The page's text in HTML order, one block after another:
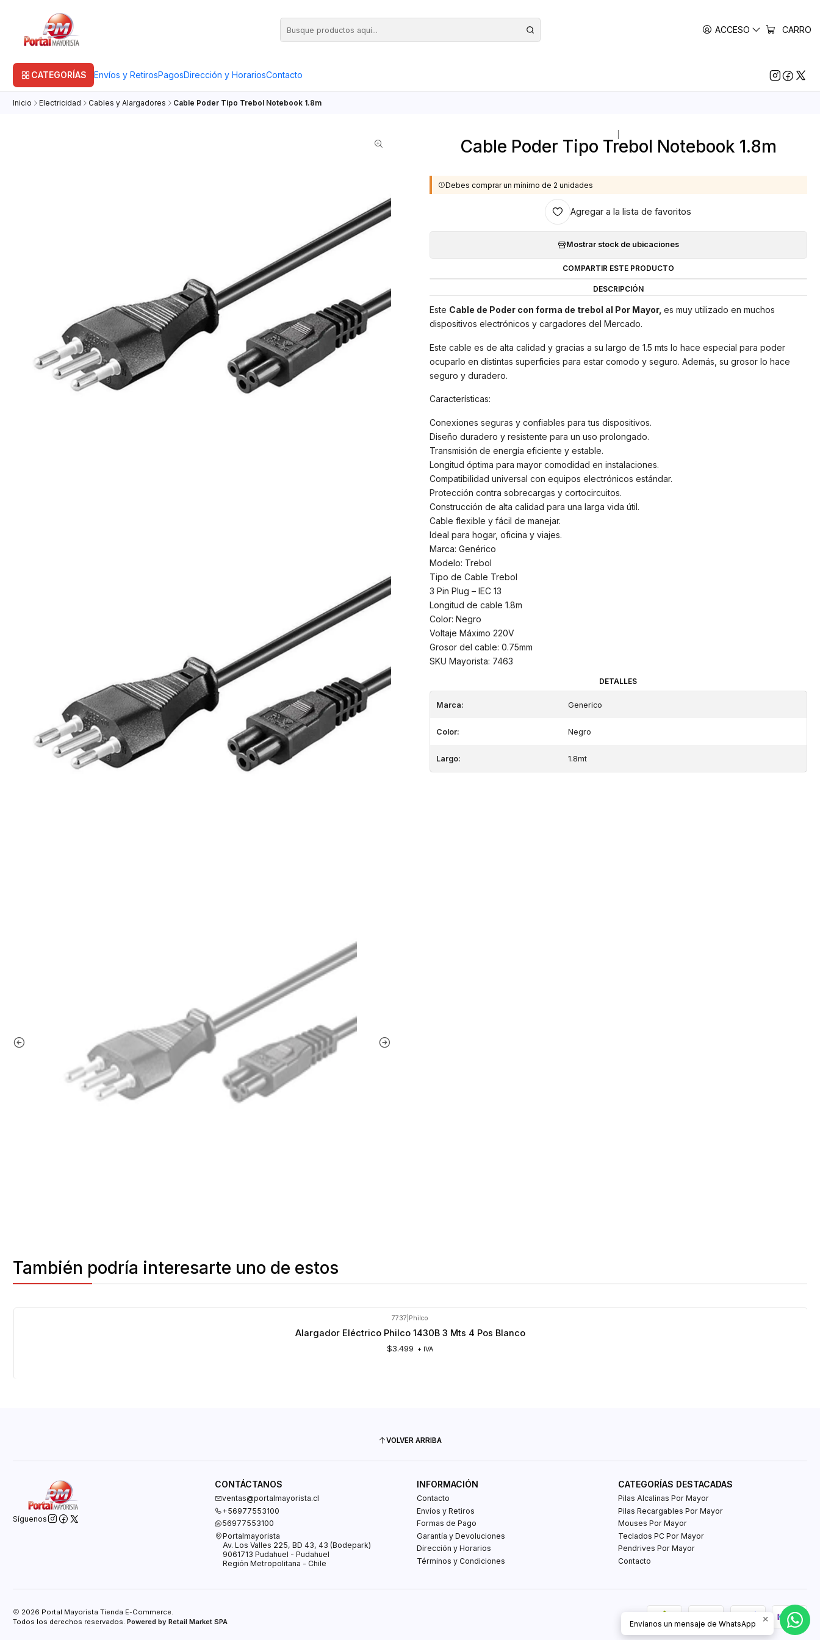
ACCESO CARRO
CATEGORÍAS Envíos y RetirosPagosDirección y HorariosContacto
Inicio Electricidad Cables y Alargadores Cable Poder Tipo Trebol Notebook 1.8m
Cable Poder Tipo Trebol Notebook 1.8m
Debes comprar un mínimo de 2 unidades
Agregar a la lista de favoritos
Mostrar stock de ubicaciones
COMPARTIR ESTE PRODUCTO
DESCRIPCIÓN
Este Cable de Poder con forma de trebol al Por Mayor, es muy utilizado en muchos
dispositivos electrónicos y cargadores del Mercado.
Este cable es de alta calidad y gracias a su largo de 1.5 mts lo hace especial para poder
ocuparlo en distintas superficies para estar comodo y seguro. Además, su grosor lo hace
seguro y duradero.
Características:
Conexiones seguras y confiables para tus dispositivos.
Diseño duradero y resistente para un uso prolongado.
Transmisión de energía eficiente y estable.
Longitud óptima para mayor comodidad en instalaciones.
Compatibilidad universal con equipos electrónicos estándar.
Protección contra sobrecargas y cortocircuitos.
Construcción de alta calidad para una larga vida útil.
Cable flexible y fácil de manejar.
Ideal para hogar, oficina y viajes.
Marca: Genérico
Modelo: Trebol
Tipo de Cable Trebol
3 Pin Plug – IEC 13
Longitud de cable 1.8m
Color: Negro
Voltaje Máximo 220V
Grosor del cable: 0.75mm
SKU Mayorista: 7463
DETALLES
Marca: Generico
Color: Negro
Largo: 1.8mt
También podría interesarte uno de estos
7737 Philco
Alargador Eléctrico Philco 1430B 3 Mts 4 Pos Blanco
$3.499 + IVA
VOLVER ARRIBA
Síguenos
CONTÁCTANOS
ventas@portalmayorista.cl
+56977553100
56977553100
Portalmayorista
Av. Los Valles 225, BD 43, 43 (Bodepark)
9061713 Pudahuel - Pudahuel
Región Metropolitana - Chile
INFORMACIÓN
Contacto
Envíos y Retiros
Formas de Pago
Garantía y Devoluciones
Dirección y Horarios
Términos y Condiciones
CATEGORÍAS DESTACADAS
Pilas Alcalinas Por Mayor
Pilas Recargables Por Mayor
Mouses Por Mayor
Teclados PC Por Mayor
Pendrives Por Mayor
Contacto
2026 Portal Mayorista Tienda E-Commerce.
Todos los derechos reservados. Powered by Retail Market SPA Envíanos un mensaje de WhatsApp